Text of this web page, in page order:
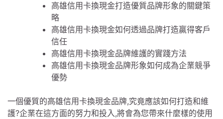
高雄信用卡換現金打造優質品牌形象的關鍵策
略
高雄信用卡換現金如何透過品牌打造贏得客戶
信任
高雄信用卡換現金品牌維護的實踐方法
高雄信用卡換現金品牌形象如何成為企業競爭
優勢
一個優質的高雄信用卡換現金品牌,究竟應該如何打造和維
護?企業在這方面的努力和投入,將會為您帶來什麼樣的使用